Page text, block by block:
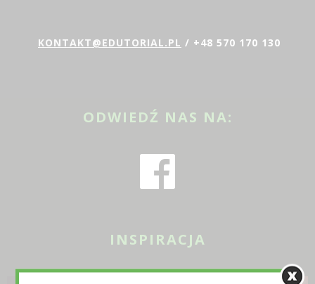
KONTAKT@EDUTORIAL.PL / +48 570 170 130
ODWIEDŹ NAS NA:
INSPIRACJA